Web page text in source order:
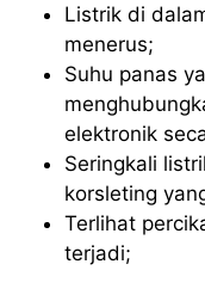
Listrik di
menerus;
Suhu panas
elektronik
Seringkali
korsleting
Terlihat
terjadi;